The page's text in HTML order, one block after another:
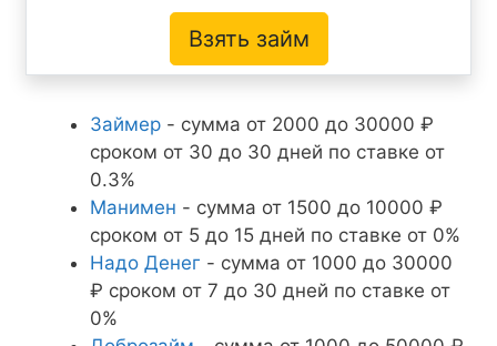
Взять займ
Займер - сумма от 2000 до 30000 ₽
сроком от 30 до 30 дней по ставке от
0.3%
Манимен - сумма от 1500 до 10000 ₽
сроком от 5 до 15 дней по ставке от 0%
Надо Денег - сумма от 1000 до 30000
₽ сроком от 7 до 30 дней по ставке от
0%